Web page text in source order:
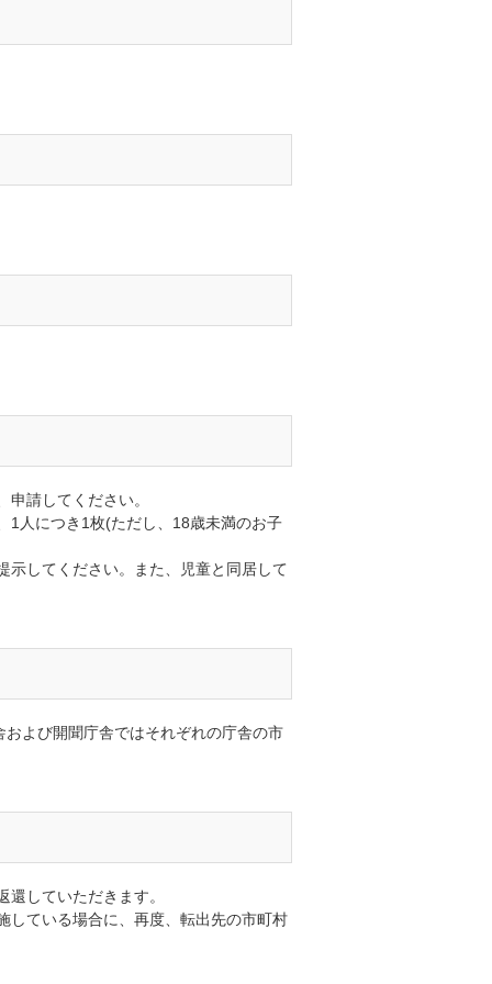
請してください。
1人につき1枚(ただし、18歳未満のお子
示してください。また、児童と同居して
よび開聞庁舎ではそれぞれの庁舎の市
していただきます。
している場合に、再度、転出先の市町村